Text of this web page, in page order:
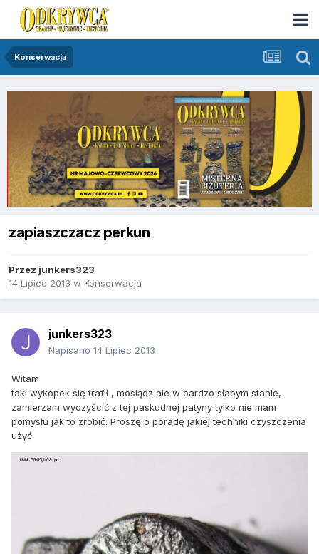
Konserwacja
zapiaszczacz perkun
Przez junkers323
14 Lipiec 2013 w Konserwacja
junkers323
Napisano 14 Lipiec 2013
Witam
taki wykopek się trafił , mosiądz ale w bardzo słabym stanie,
zamierzam wyczyścić z tej paskudnej patyny tylko nie mam
pomysłu jak to zrobić. Proszę o poradę jakiej techniki czyszczenia
użyć